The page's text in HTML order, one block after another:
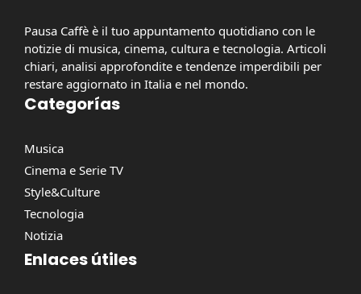
Pausa Caffè è il tuo appuntamento quotidiano con le
notizie di musica, cinema, cultura e tecnologia. Articoli
chiari, analisi approfondite e tendenze imperdibili per
restare aggiornato in Italia e nel mondo.
Categorías
Musica
Cinema e Serie TV
Style&Culture
Tecnologia
Notizia
Enlaces útiles